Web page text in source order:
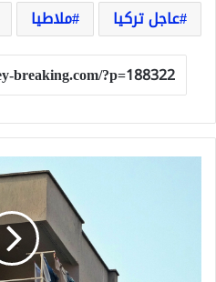
عاجل تركيا
ملاطيا